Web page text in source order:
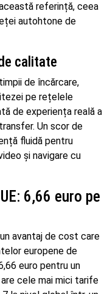
referință, ceea
autohtone de
calitate
de încărcare,
pe rețelele
de experiența reală a
Un scor de
fluidă pentru
și navigare cu
6,66 euro pe
avantaj de cost care
europene de
euro pentru un
cele mai mici tarife